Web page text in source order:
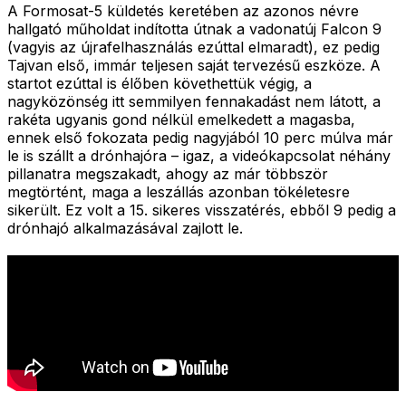
A Formosat-5 küldetés keretében az azonos névre
hallgató műholdat indította útnak a vadonatúj Falcon 9
(vagyis az újrafelhasználás ezúttal elmaradt), ez pedig
Tajvan első, immár teljesen saját tervezésű eszköze. A
startot ezúttal is élőben követhettük végig, a
nagyközönség itt semmilyen fennakadást nem látott, a
rakéta ugyanis gond nélkül emelkedett a magasba,
ennek első fokozata pedig nagyjából 10 perc múlva már
le is szállt a drónhajóra – igaz, a videókapcsolat néhány
pillanatra megszakadt, ahogy az már többször
megtörtént, maga a leszállás azonban tökéletesre
sikerült. Ez volt a 15. sikeres visszatérés, ebből 9 pedig a
drónhajó alkalmazásával zajlott le.